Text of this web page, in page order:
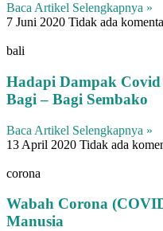
Baca Artikel Selengkapnya »
7 Juni 2020 Tidak ada
bali
Hadapi Dampak
Bagi – Bagi Sembako
Baca Artikel Selengkapnya »
13 April 2020 Tidak ada
corona
Wabah Corona
Manusia